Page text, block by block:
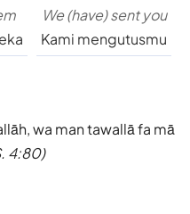
We (have) sent you
Kami mengutusmu
wa man tawallā fa mā
4:80)